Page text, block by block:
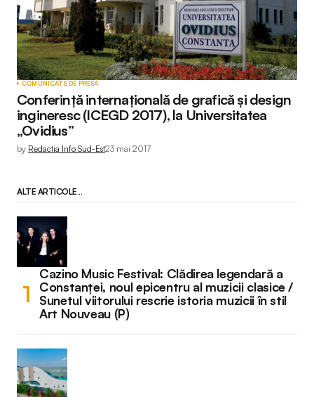
COMUNICATE DE PRESĂ
Conferinţă internaţională de grafică şi design
ingineresc (ICEGD 2017), la Universitatea
„Ovidius”
by Redactia Info Sud-Est23 mai 2017
ALTE ARTICOLE...
Cazino Music Festival: Clădirea legendară a
Constanței, noul epicentru al muzicii clasice /
Sunetul viitorului rescrie istoria muzicii în stil
Art Nouveau (P)